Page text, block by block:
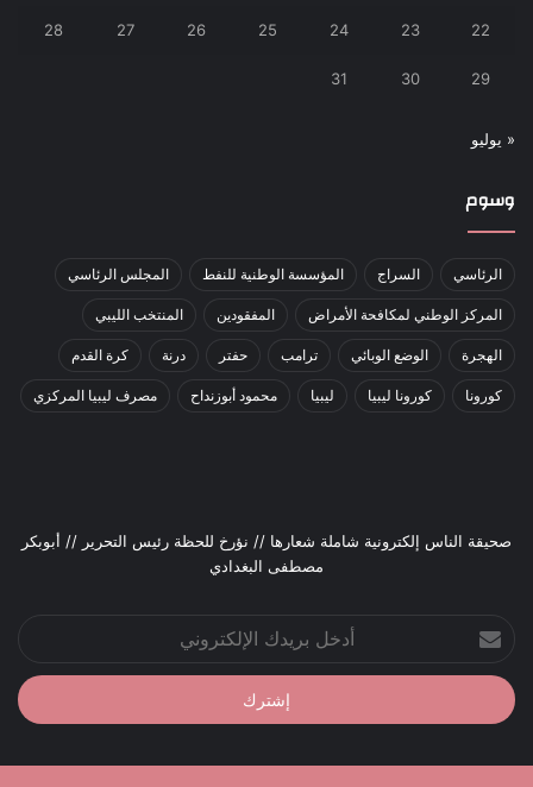
22
23
24
25
26
27
28
29
30
31
« يوليو
وسوم
الرئاسي السراج المؤسسة الوطنية للنفط المجلس الرئاسي
المركز الوطني لمكافحة الأمراض المفقودين المنتخب الليبي
الهجرة الوضع الوبائي ترامب حفتر درنة كرة القدم
كورونا كورونا ليبيا ليبيا محمود أبوزنداح مصرف ليبيا المركزي
صحيقة الناس إلكترونية شاملة شعارها // نؤرخ للحظة رئيس التحرير // أبوبكر
مصطفى البغدادي
بريدك
الإلكتروني